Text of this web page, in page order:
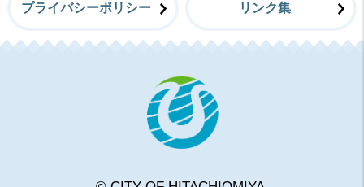
プライバシーポリシー リンク集